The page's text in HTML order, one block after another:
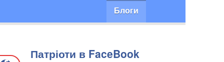
Блоги
Патріоти в FaceBook